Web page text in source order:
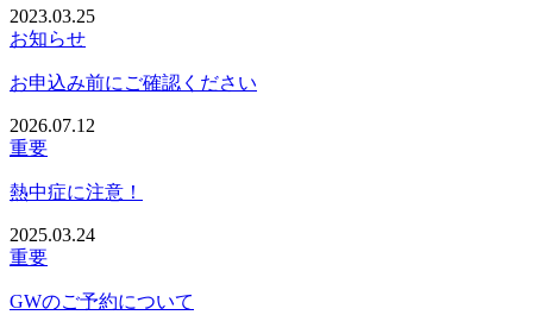
2023.03.25
お知らせ
お申込み前にご確認ください
2026.07.12
重要
熱中症に注意！
2025.03.24
重要
GWのご予約について